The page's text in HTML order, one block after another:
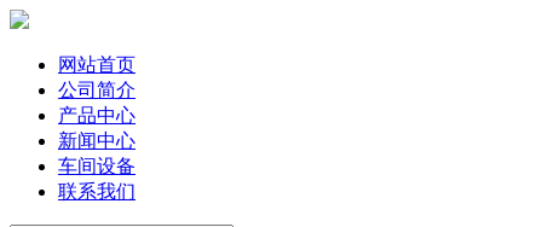
网站首页
公司简介
产品中心
新闻中心
车间设备
联系我们